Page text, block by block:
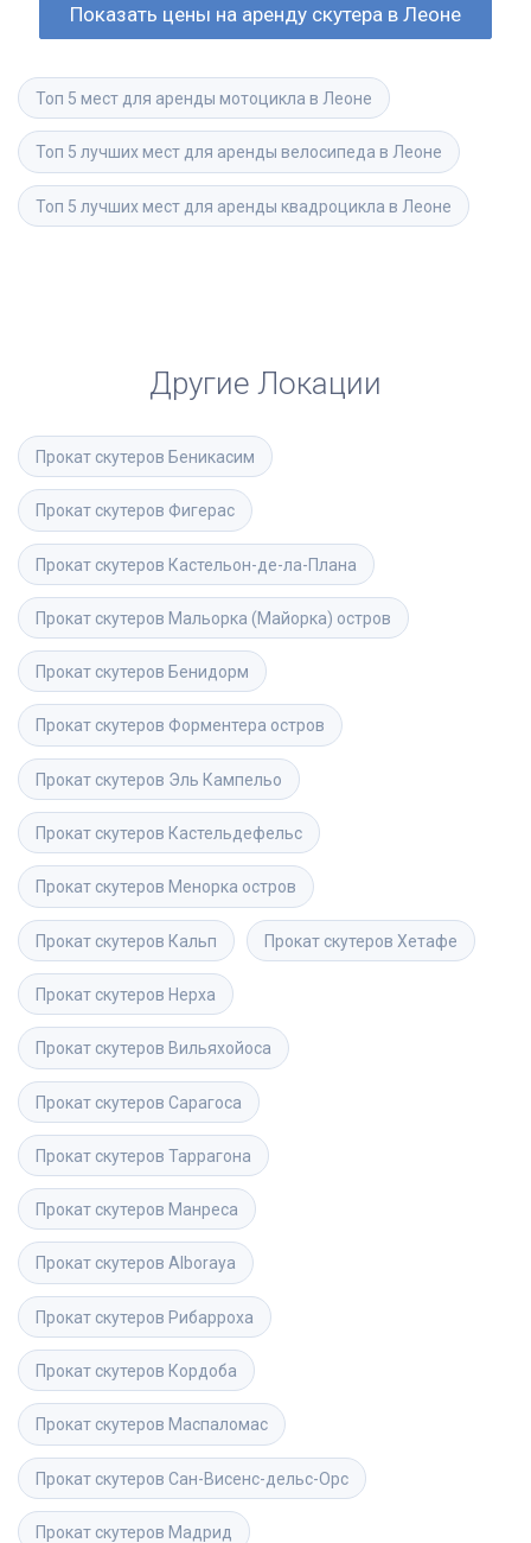
Показать цены на аренду скутера в Леоне
Топ 5 мест для аренды мотоцикла в Леоне
Топ 5 лучших мест для аренды велосипеда в Леоне
Топ 5 лучших мест для аренды квадроцикла в Леоне
Другие Локации
Прокат скутеров Беникасим
Прокат скутеров Фигерас
Прокат скутеров Кастельон-де-ла-Плана
Прокат скутеров Мальорка (Майорка) остров
Прокат скутеров Бенидорм
Прокат скутеров Форментера остров
Прокат скутеров Эль Кампельо
Прокат скутеров Кастельдефельс
Прокат скутеров Менорка остров
Прокат скутеров Кальп Прокат скутеров Хетафе
Прокат скутеров Нерха
Прокат скутеров Вильяхойоса
Прокат скутеров Сарагоса
Прокат скутеров Таррагона
Прокат скутеров Манреса
Прокат скутеров Alboraya
Прокат скутеров Рибарроха
Прокат скутеров Кордоба
Прокат скутеров Маспаломас
Прокат скутеров Сан-Висенс-дельс-Орс
Прокат скутеров Мадрид